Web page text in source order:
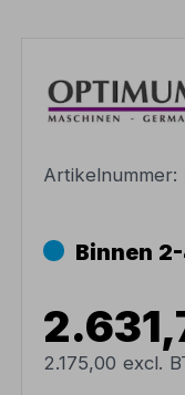
Artikelnummer:
Binnen
2.175,00 excl.